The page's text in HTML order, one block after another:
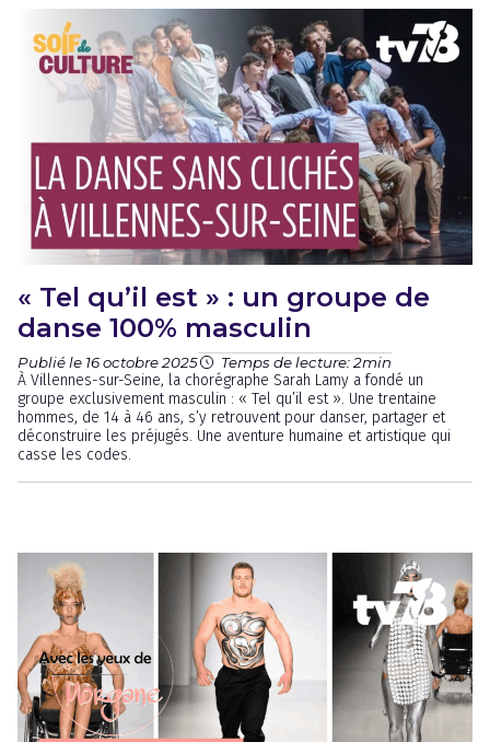
« Tel qu’il est » : un groupe de
danse 100% masculin
Publié le 16 octobre 2025 Temps de lecture: 2min
À Villennes-sur-Seine, la chorégraphe Sarah Lamy a fondé un
groupe exclusivement masculin : « Tel qu’il est ». Une trentaine
hommes, de 14 à 46 ans, s’y retrouvent pour danser, partager et
déconstruire les préjugés. Une aventure humaine et artistique qui
casse les codes.